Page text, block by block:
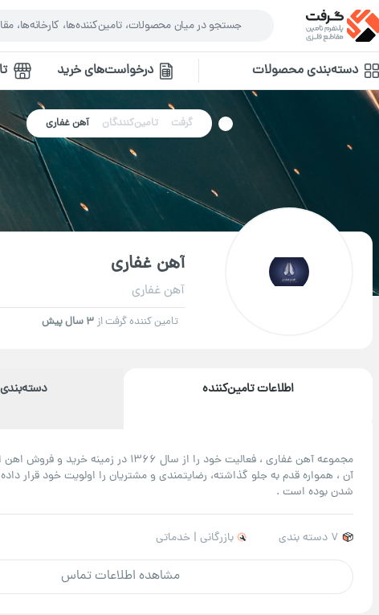
دسته‌بندی محصولات درخواست‌های خرید
گرفت تامین‌کنندگان آهن غفاری
آهن غفاری
آهن غفاری
تامین کننده گرفت از 3 سال پیش
اطلاعات تامین‌کننده
مجموعه آهن غفاری ، فعالیت خود را از سال 1366 در
آن ، همواره قدم به جلو گذاشته، رضایتمندی و مشتریان را اولویت خود قرار
شدن بوده است .
7 دسته بندی بازرگانی | خدماتی
مشاهده اطلاعات تماس